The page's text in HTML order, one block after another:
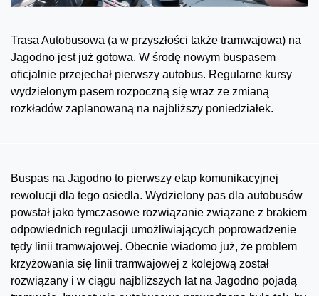
Trasa Autobusowa (a w przyszłości także tramwajowa) na
Jagodno jest już gotowa. W środę nowym buspasem
oficjalnie przejechał pierwszy autobus. Regularne kursy
wydzielonym pasem rozpoczną się wraz ze zmianą
rozkładów zaplanowaną na najbliższy poniedziałek.
Buspas na Jagodno to pierwszy etap komunikacyjnej
rewolucji dla tego osiedla. Wydzielony pas dla autobusów
powstał jako tymczasowe rozwiązanie związane z brakiem
odpowiednich regulacji umożliwiających poprowadzenie
tędy linii tramwajowej. Obecnie wiadomo już, że problem
krzyżowania się linii tramwajowej z kolejową został
rozwiązany i w ciągu najbliższych lat na Jagodno pojadą